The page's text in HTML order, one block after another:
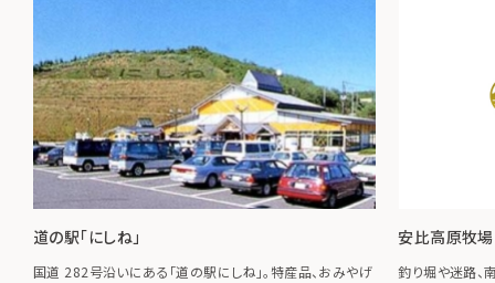
道の駅「にしね」
国道 282号沿いにある「道の駅にしね」。特産品、おみやげ
安比高原牧場
釣り堀や迷路、